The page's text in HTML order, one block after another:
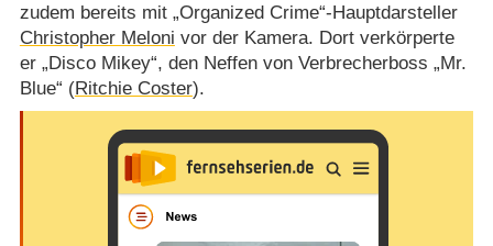
zudem bereits mit „Organized Crime“-Hauptdarsteller
Christopher Meloni vor der Kamera. Dort verkörperte
er „Disco Mikey“, den Neffen von Verbrecherboss „Mr.
Blue“ (Ritchie Coster).